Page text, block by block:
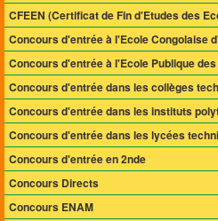
CFEEN (Certificat de Fin d'Etudes des
Concours d'entrée à l'Ecole Congolaise
Concours d'entrée à l'Ecole Publique
Concours d'entrée dans les collèges
Concours d'entrée dans les instituts
Concours d'entrée dans les lycées
Concours d'entrée en 2nde
Concours Directs
Concours ENAM